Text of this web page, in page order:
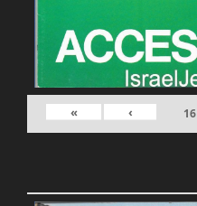
16
›
»